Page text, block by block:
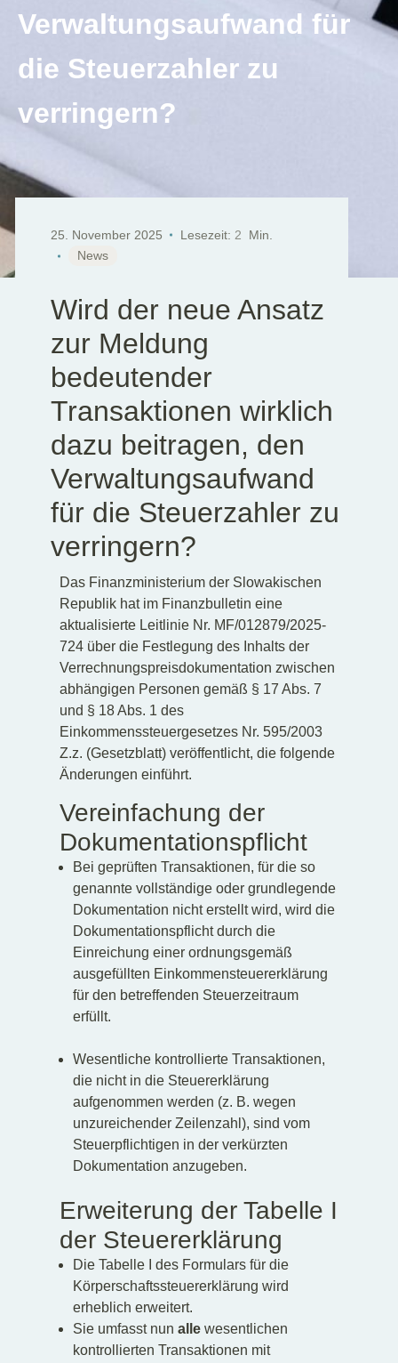
Verwaltungsaufwand für
die Steuerzahler zu
verringern?
25. November 2025 Lesezeit: 2
Min.
News
Wird der neue Ansatz
zur Meldung
bedeutender
Transaktionen wirklich
dazu beitragen, den
Verwaltungsaufwand
für die Steuerzahler zu
verringern?
Das Finanzministerium der Slowakischen
Republik hat im Finanzbulletin eine
aktualisierte Leitlinie Nr. MF/012879/2025-
724 über die Festlegung des Inhalts der
Verrechnungspreisdokumentation zwischen
abhängigen Personen gemäß § 17 Abs. 7
und § 18 Abs. 1 des
Einkommenssteuergesetzes Nr. 595/2003
Z.z. (Gesetzblatt) veröffentlicht, die folgende
Änderungen einführt.
Vereinfachung der
Dokumentationspflicht
Bei geprüften Transaktionen, für die so
genannte vollständige oder grundlegende
Dokumentation nicht erstellt wird, wird die
Dokumentationspflicht durch die
Einreichung einer ordnungsgemäß
ausgefüllten Einkommensteuererklärung
für den betreffenden Steuerzeitraum
erfüllt.
Wesentliche kontrollierte Transaktionen,
die nicht in die Steuererklärung
aufgenommen werden (z. B. wegen
unzureichender Zeilenzahl), sind vom
Steuerpflichtigen in der verkürzten
Dokumentation anzugeben.
Erweiterung der Tabelle I
der Steuererklärung
Die Tabelle I des Formulars für die
Körperschaftssteuererklärung wird
erheblich erweitert.
Sie umfasst nunalle wesentlichen
kontrollierten Transaktionen mit